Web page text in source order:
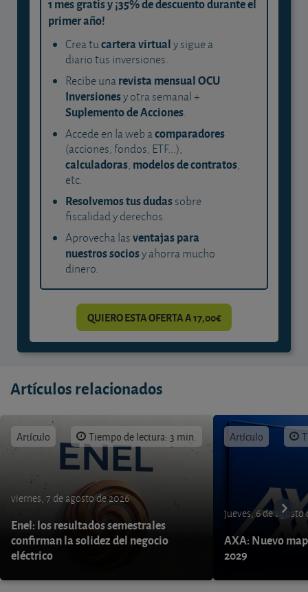
1 mes gratis y ¡35% de descuento durante el
primer año!
Crea tucartera virtualy sigue a
diario tus inversiones.
Recibe unarevista mensual OCU
Inversionesy otra semanal +
Suplemento de Acciones.
Accede en la web acomparadores
(acciones, fondos, ETF...),
calculadoras, modelos de contratos,
etc.
Resolvemos tus dudassobre
fiscalidad y derechos.
Aprovecha lasventajas para
nuestros sociosy ahorra mucho
dinero.
QUIERO ESTA OFERTA A 17,00€
Artículos relacionados
Artículo Tiempo de lectura: 3 min.
viernes, 7 de agosto de 2026
Enel: los resultados semestrales
confirman la solidez del negocio
eléctrico
Artículo
jueves, 6 de agosto
AXA: Nuevo
2029